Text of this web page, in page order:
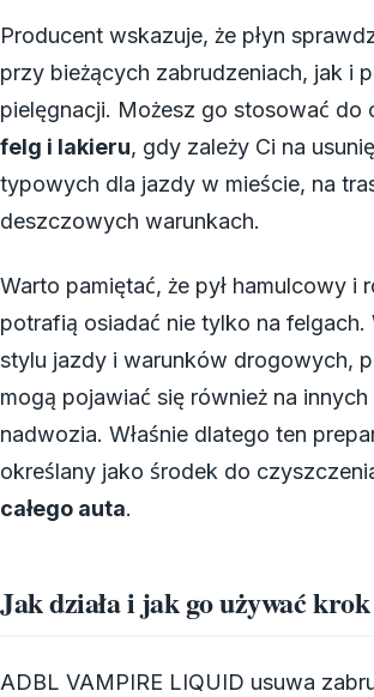
Producent wskazuje, że płyn
przy bieżących zabrudzeniach, jak i
pielęgnacji. Możesz go stosować do
felg i lakieru, gdy zależy Ci na
typowych dla jazdy w mieście, na
deszczowych warunkach.
Warto pamiętać, że pył hamulcowy i
potrafią osiadać nie tylko na felgach.
stylu jazdy i warunków drogowych,
mogą pojawiać się również na innych
nadwozia. Właśnie dlatego ten
określany jako środek do
całego auta.
Jak działa i jak go używać
ADBL VAMPIRE LIQUID usuwa